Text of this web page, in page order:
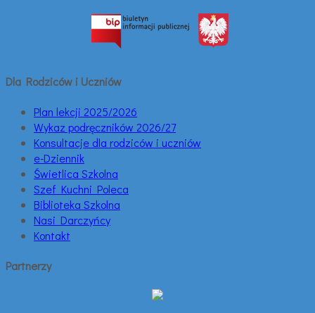
Dla Rodziców i Uczniów
Plan lekcji 2025/2026
Wykaz podręczników 2026/27
Konsultacje dla rodziców i uczniów
e-Dziennik
Świetlica Szkolna
Szef Kuchni Poleca
Biblioteka Szkolna
Nasi Darczyńcy
Kontakt
Partnerzy